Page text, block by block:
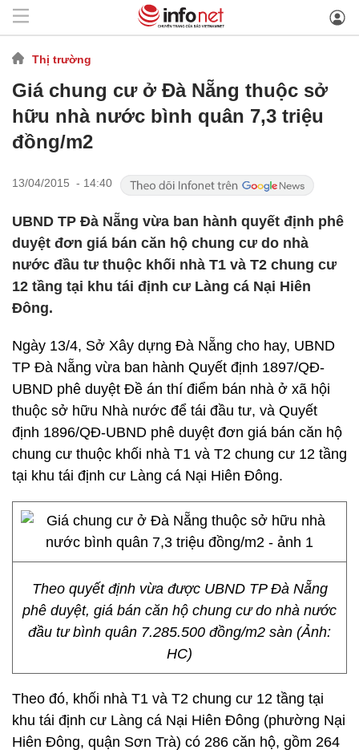
Thị trường
Giá chung cư ở Đà Nẵng thuộc sở
hữu nhà nước bình quân 7,3 triệu
đồng/m2
13/04/2015 - 14:40
UBND TP Đà Nẵng vừa ban hành quyết định phê
duyệt đơn giá bán căn hộ chung cư do nhà
nước đầu tư thuộc khối nhà T1 và T2 chung cư
12 tầng tại khu tái định cư Làng cá Nại Hiên
Đông.
Ngày 13/4, Sở Xây dựng Đà Nẵng cho hay, UBND
TP Đà Nẵng vừa ban hành Quyết định 1897/QĐ-
UBND phê duyệt Đề án thí điểm bán nhà ở xã hội
thuộc sở hữu Nhà nước để tái đầu tư, và Quyết
định 1896/QĐ-UBND phê duyệt đơn giá bán căn hộ
chung cư thuộc khối nhà T1 và T2 chung cư 12 tầng
tại khu tái định cư Làng cá Nại Hiên Đông.
Theo quyết định vừa được UBND TP Đà Nẵng
phê duyệt, giá bán căn hộ chung cư do nhà nước
đầu tư bình quân 7.285.500 đồng/m2 sàn (Ảnh:
HC)
Theo đó, khối nhà T1 và T2 chung cư 12 tầng tại
khu tái định cư Làng cá Nại Hiên Đông (phường Nại
Hiên Đông, quận Sơn Trà) có 286 căn hộ, gồm 264